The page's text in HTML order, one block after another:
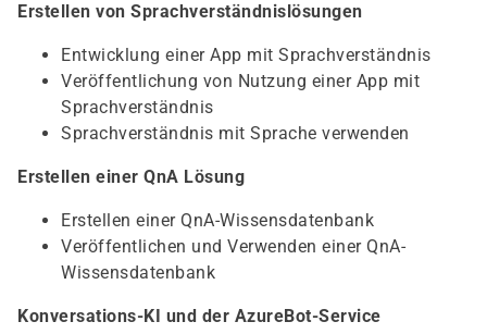
Erstellen von Sprachverständnislösungen
Entwicklung einer App mit Sprachverständnis
Veröffentlichung von Nutzung einer App mit
Sprachverständnis
Sprachverständnis mit Sprache verwenden
Erstellen einer QnA Lösung
Erstellen einer QnA-Wissensdatenbank
Veröffentlichen und Verwenden einer QnA-
Wissensdatenbank
Konversations-KI und der AzureBot-Service